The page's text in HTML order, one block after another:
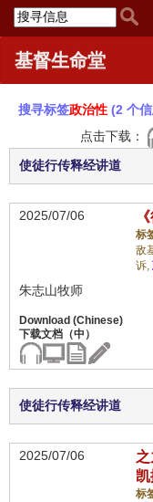
基督生命堂
搜寻标签政治性 (2 个
点击下载：
使徒行传释经讲道
2025/07/06
标
敌
诉,
朱志山牧师
使徒行传释经讲道
2025/07/06
凯
标